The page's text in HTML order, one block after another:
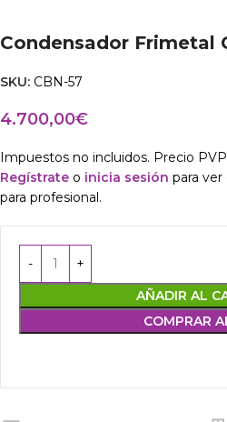
Condensador Frimetal
SKU: CBN-57
4.700,00€
Impuestos no incluidos. Precio
Regístrate o inicia sesión para
para profesional.
AÑADIR AL
COMPRAR